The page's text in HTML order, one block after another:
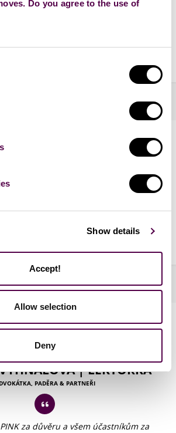
Do you agree to the use of
Show details
Accept!
Allow selection
Deny
Super člověk, který byl hrozně
| LEKTORKA
PADĚRA & PARTNEŘI
za důvěru a všem účastníkům za